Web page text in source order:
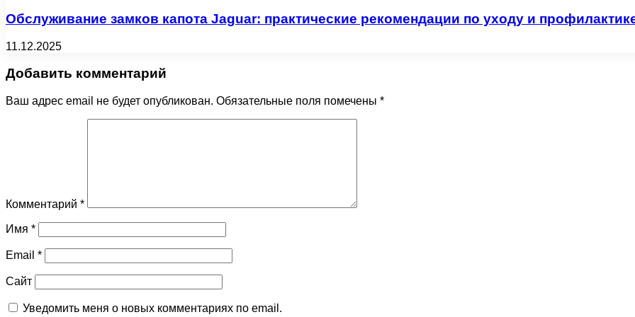
Обслуживание замков капота Jaguar: практические рекомендации по уходу и
11.12.2025
Добавить комментарий
Ваш адрес email не будет опубликован. Обязательные поля помечены *
Комментарий *
Имя *
Email *
Сайт
Уведомить меня о новых комментариях по email.